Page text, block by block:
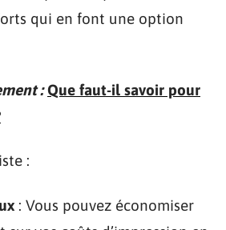
qui en font une option
: Que faut-il savoir pour
:
: Vous pouvez économiser